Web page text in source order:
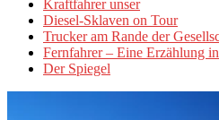
Kraftfahrer unser
Diesel-Sklaven on Tour
Trucker am Rande der
Fernfahrer – Eine Erzählung
Der Spiegel